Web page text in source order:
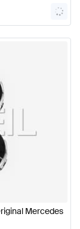
Mercedes